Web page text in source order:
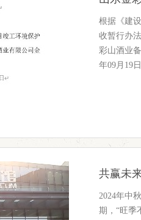
根据《建
收暂行办
彩山酒业
年09月19
2024年中
期，“旺季